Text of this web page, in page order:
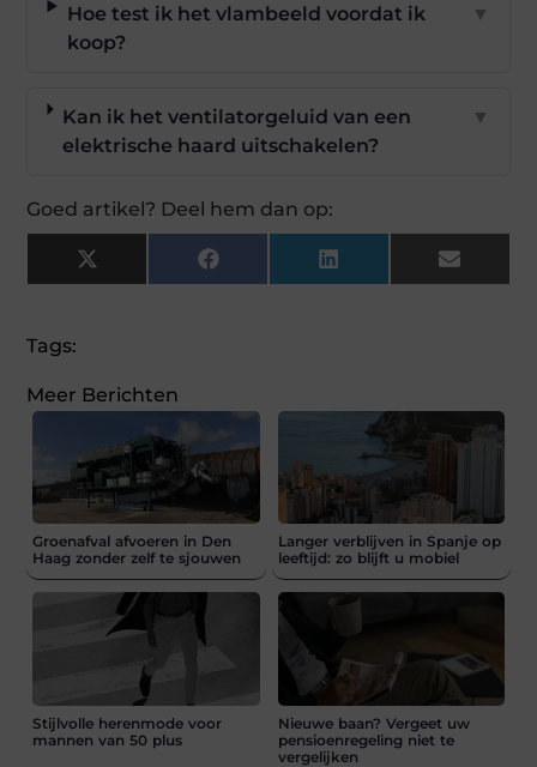
Hoe test ik het vlambeeld voordat ik
koop?
▼
Kan ik het ventilatorgeluid van een
elektrische haard uitschakelen?
▼
Goed artikel? Deel hem dan op:
X
(Twitter)
Facebook LinkedIn Email
Tags:
Meer Berichten
Groenafval afvoeren in Den
Haag zonder zelf te sjouwen
Langer verblijven in Spanje op
leeftijd: zo blijft u mobiel
Stijlvolle herenmode voor
mannen van 50 plus
Nieuwe baan? Vergeet uw
pensioenregeling niet te
vergelijken